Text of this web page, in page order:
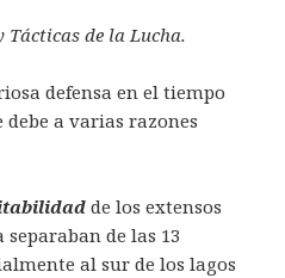
Tácticas de la Lucha.
defensa en el tiempo
debe a varias razones
de los extensos
separaban de las 13
al sur de los lagos